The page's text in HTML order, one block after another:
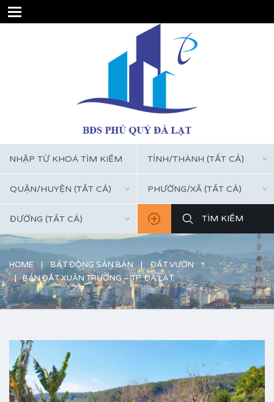
TỈNH/THÀNH (TẤT CẢ)
QUẬN/HUYỆN (TẤT CẢ) PHƯỜNG/XÃ (TẤT CẢ)
ĐƯỜNG (TẤT CẢ)
HOME BẤT ĐỘNG SẢN BÁN
ĐẤT VƯỜN
BÁN ĐẤT XUÂN TRƯỜNG – TP. ĐÀ LẠT.